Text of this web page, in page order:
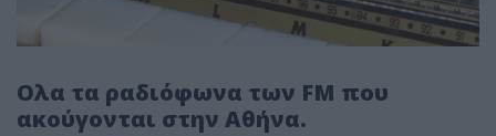
Ολα τα ραδιόφωνα των FM που
ακούγονται στην Αθήνα.